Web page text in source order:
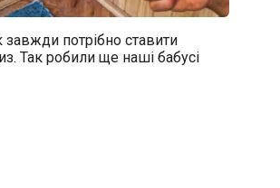
потрібно ставити
Так робили ще наші бабусі